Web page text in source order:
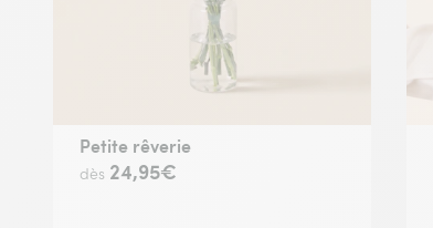
Petite rêverie
dès 24,95€